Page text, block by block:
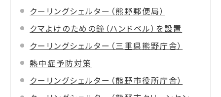
クーリングシェルター（熊野郵便局）
クマよけのための鐘（ハンドベル）を設置
クーリングシェルター（三重県熊野庁舎）
熱中症予防対策
クーリングシェルター（熊野市役所庁舎）